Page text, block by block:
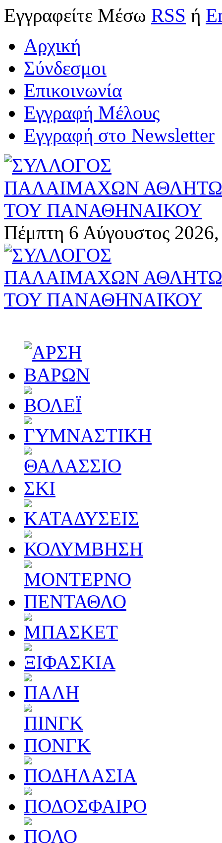
Εγγραφείτε Μέσω RSS ή
Αρχική
Σύνδεσμοι
Επικοινωνία
Εγγραφή Μέλους
Εγγραφή στο Newsletter
Πέμπτη 6 Αύγουστος